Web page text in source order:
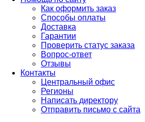
Как оформить заказ
Способы оплаты
Доставка
Гарантии
Проверить статус заказа
Вопрос-ответ
Отзывы
Контакты
Центральный офис
Регионы
Написать директору
Отправить письмо с сайта